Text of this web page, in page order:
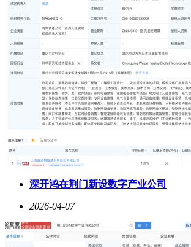
深开鸿在荆门新设数字产业公司
2026-04-07